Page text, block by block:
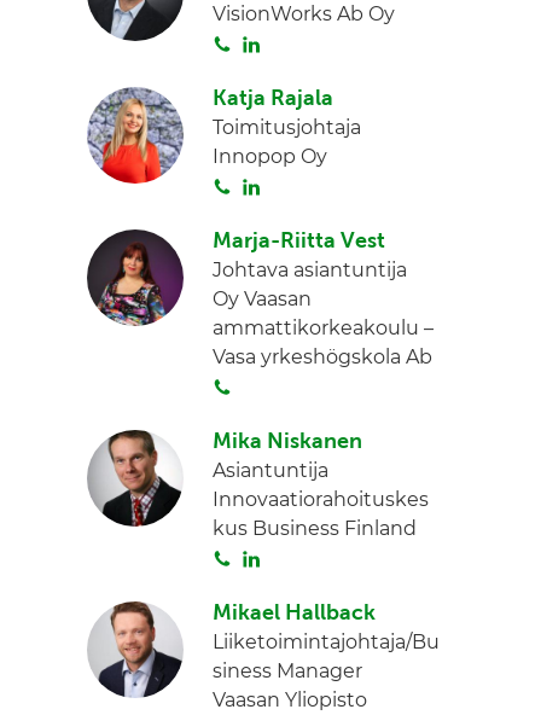
a e
n
VisionWorks Ab Oy
S
i
t
a
n
k
e
n
Katja Rajala
Toimitusjohtaja
Innopop Oy
S
i
t
a
n
k
e
d
I
Marja-Riitta Vest
Johtava asiantuntija
Oy Vaasan
ammattikorkeakoulu –
Vasa yrkeshögskola Ab
i
t
a
Mika Niskanen
Asiantuntija
Innovaatiorahoituskes
kus Business Finland
S
i
t
a
n
k
e
d
Mikael Hallback
Liiketoimintajohtaja/Bu
siness Manager
Vaasan Yliopisto